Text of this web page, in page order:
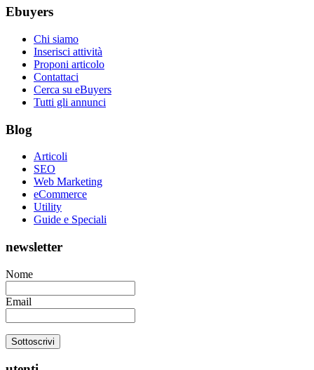
Ebuyers
Chi siamo
Inserisci attività
Proponi articolo
Contattaci
Cerca su eBuyers
Tutti gli annunci
Blog
Articoli
SEO
Web Marketing
eCommerce
Utility
Guide e Speciali
newsletter
Nome
Email